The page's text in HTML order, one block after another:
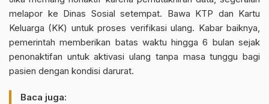
melapor ke Dinas Sosial setempat. Bawa KTP dan Kartu
Keluarga (KK) untuk proses verifikasi ulang. Kabar baiknya,
pemerintah memberikan batas waktu hingga 6 bulan sejak
penonaktifan untuk aktivasi ulang tanpa masa tunggu bagi
pasien dengan kondisi darurat.
Baca juga: